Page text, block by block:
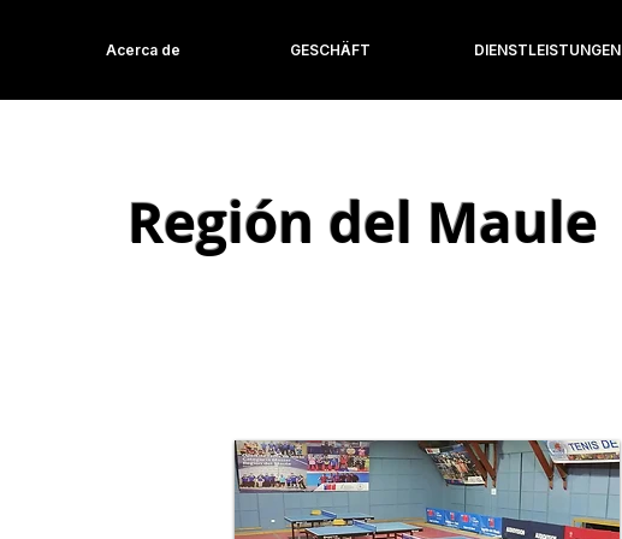
Acerca de GESCHÄFT DIENSTLEISTUNGEN
Región del Maule